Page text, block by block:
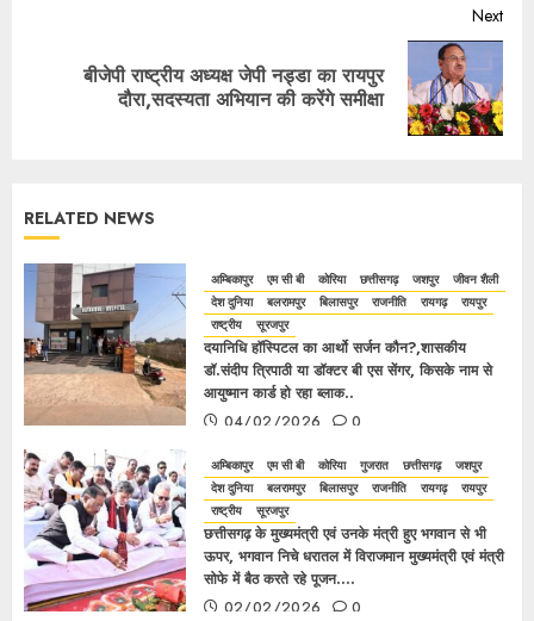
Next
बीजेपी राष्ट्रीय अध्यक्ष जेपी नड्डा का रायपुर
दौरा,सदस्यता अभियान की करेंगे समीक्षा
RELATED NEWS
अम्बिकापुर एम सी बी कोरिया छत्तीसगढ़ जशपुर
जीवन शैली
देश दुनिया
बलरामपुर बिलासपुर राजनीति रायगढ़
रायपुर
राष्ट्रीय
सूरजपुर
दयानिधि हॉस्पिटल का आर्थो सर्जन कौन?,शासकीय
डॉ.संदीप त्रिपाठी या डॉक्टर बी एस सेंगर, किसके नाम से
आयुष्मान कार्ड हो रहा ब्लाक..
04/02/2026
0
अम्बिकापुर एम सी बी कोरिया गुजरात छत्तीसगढ़
जशपुर
देश दुनिया
बलरामपुर बिलासपुर राजनीति रायगढ़
रायपुर
राष्ट्रीय
सूरजपुर
छत्तीसगढ़ के मुख्यमंत्री एवं उनके मंत्री हुए भगवान से भी
ऊपर, भगवान निचे धरातल में विराजमान मुख्यमंत्री एवं मंत्री
सोफे में बैठ करते रहे पूजन….
02/02/2026
0